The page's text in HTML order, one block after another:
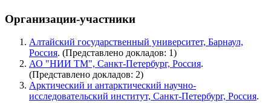
Организации-участники
Алтайский государственный университет, Барнаул,
Россия. (Представлено докладов: 1)
АО "НИИ ТМ", Санкт-Петербург, Россия.
(Представлено докладов: 2)
Арктический и антарктический научно-
исследовательский институт, Санкт-Петербург, Россия.